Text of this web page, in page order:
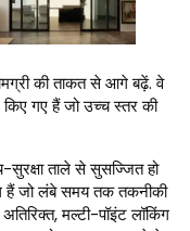
की ताकत से आगे बढ़ें. वे
गए हैं जो उच्च स्तर की
ताले से सुसज्जित हो
हैं जो लंबे समय तक तकनीकी
मल्टी-पॉइंट लॉकिंग